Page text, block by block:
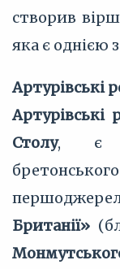
створив
яка є однією
Артурівські
Артурівські
Столу, є
Британії»